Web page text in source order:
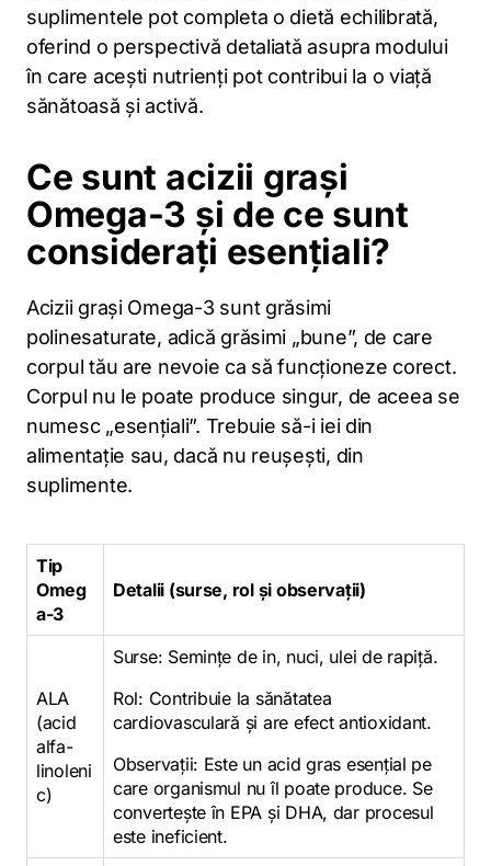
suplimentele pot completa o dietă echilibrată,
oferind o perspectivă detaliată asupra modului
în care acești nutrienți pot contribui la o viață
sănătoasă și activă.
Ce sunt acizii grași
Omega-3 și de ce sunt
considerați esențiali?
Acizii grași Omega-3 sunt grăsimi
polinesaturate, adică grăsimi „bune”, de care
corpul tău are nevoie ca să funcționeze corect.
Corpul nu le poate produce singur, de aceea se
numesc „esențiali”. Trebuie să-i iei din
alimentație sau, dacă nu reușești, din
suplimente.
Tip
Omeg
a-3
Detalii (surse, rol și observații)
ALA
(acid
alfa-
linoleni
c)
Surse: Semințe de in, nuci, ulei de rapiță.
Rol: Contribuie la sănătatea
cardiovasculară și are efect antioxidant.
Observații: Este un acid gras esențial pe
care organismul nu îl poate produce. Se
convertește în EPA și DHA, dar procesul
este ineficient.